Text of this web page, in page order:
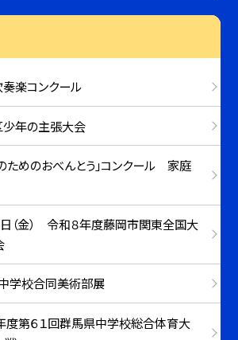
楽コンクール
年の主張大会
ためのおべんとう」コンクール 家庭
（金） 令和８年度藤岡市関東全国大
学校合同美術部展
度第６１回群馬県中学校総合体育大